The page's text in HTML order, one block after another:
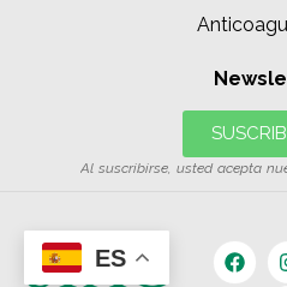
Al suscribirse, usted acepta
ES